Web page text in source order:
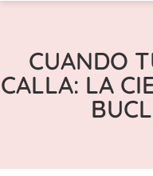
CUANDO
CALLA: LA